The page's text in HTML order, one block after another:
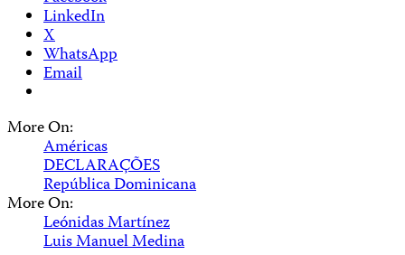
LinkedIn
X
WhatsApp
Email
More On:
Américas
DECLARAÇÕES
República Dominicana
More On:
Leónidas Martínez
Luis Manuel Medina